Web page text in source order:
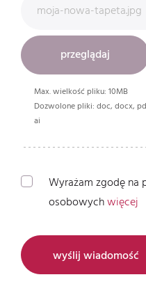
moja-nowa-tapeta.jpg
przeglądaj
Max. wielkość pliku: 10MB
Dozwolone pliki: doc, docx,
ai
Wyrażam zgodę na
osobowychwięcej
wyślij wiadomość